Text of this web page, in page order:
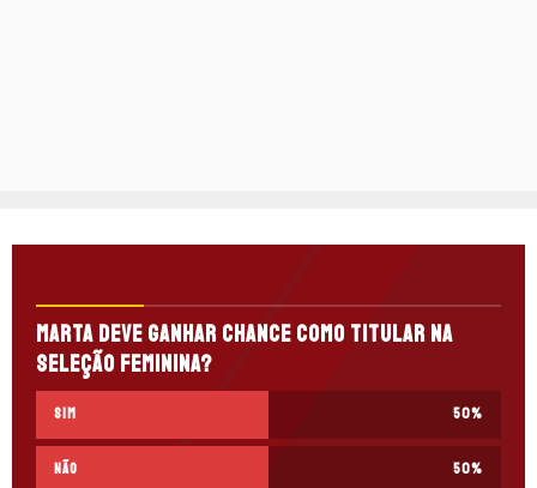
Marta deve ganhar chance como titular na
Seleção Feminina?
Sim 50%
Não 50%